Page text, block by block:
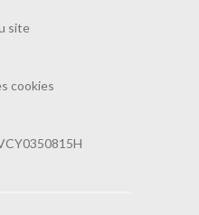
site
cookies